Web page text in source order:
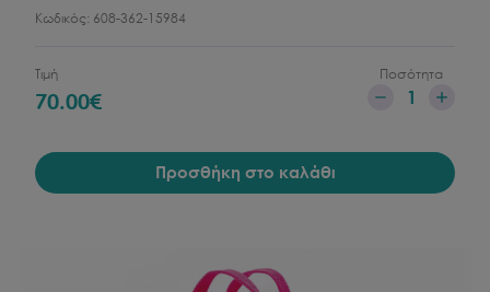
Κωδικός: 608-362-15984
Τιμή
70.00€
Ποσότητα
1
Προσθήκη στο καλάθι